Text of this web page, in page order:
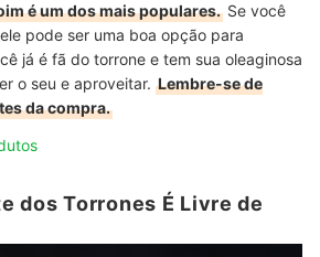
é um dos mais populares. Se você
pode ser uma boa opção para
já é fã do torrone e tem sua oleaginosa
o seu e aproveitar. Lembre-se de
da compra.
dos Torrones É Livre de